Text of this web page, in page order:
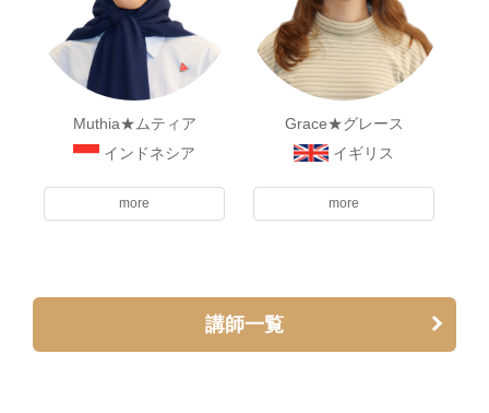
Muthia★ムティア
インドネシア
more
Grace★グレース
イギリス
more
講師一覧